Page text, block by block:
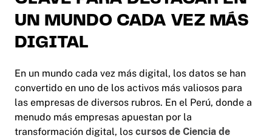
UN MUNDO CADA VEZ MÁS
DIGITAL
En un mundo cada vez más digital, los datos se han
convertido en uno de los activos más valiosos para
las empresas de diversos rubros. En el Perú, donde a
menudo más empresas apuestan por la
transformación digital, los cursos de Ciencia de